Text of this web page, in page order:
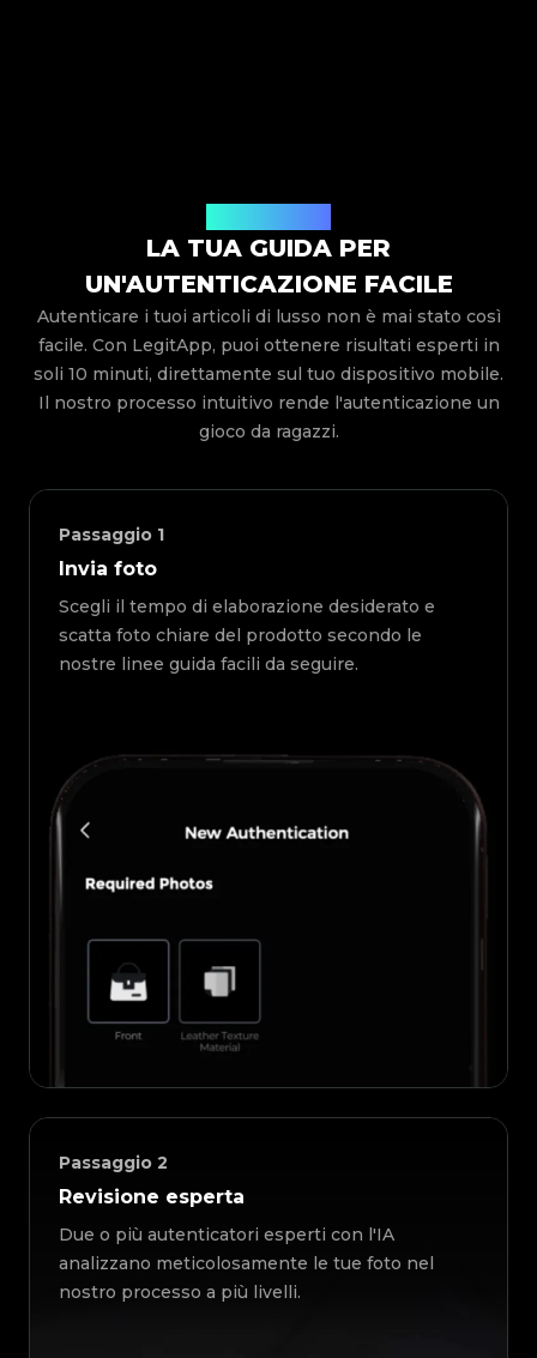
LA TUA GUIDA PER
UN'AUTENTICAZIONE FACILE
Autenticare i tuoi articoli di lusso non è mai stato così
facile. Con LegitApp, puoi ottenere risultati esperti in
soli 10 minuti, direttamente sul tuo dispositivo mobile.
Il nostro processo intuitivo rende l'autenticazione un
gioco da ragazzi.
Passaggio 1
Invia foto
Scegli il tempo di elaborazione desiderato e
scatta foto chiare del prodotto secondo le
nostre linee guida facili da seguire.
Passaggio 2
Revisione esperta
Due o più autenticatori esperti con l'IA
analizzano meticolosamente le tue foto nel
nostro processo a più livelli.